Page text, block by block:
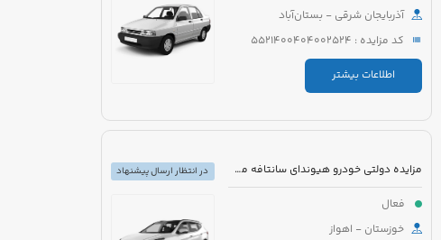
آذربایجان شرقی - بستان‌آباد
کد مزایده : 5521400404002524
اطلاعات بیشتر
مزایده دولتی خودرو هیوندای سانتافه مدل 2016
فعال
خوزستان - اهواز
در انتظار ارسال پیشنهاد